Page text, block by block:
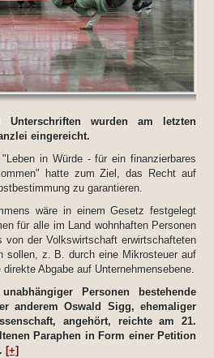
Unterschriften wurden am letzten
eingereicht.
in Würde - für ein finanzierbares
hatte zum Ziel, das Recht auf
zu garantieren.
wäre in einem Gesetz festgelegt
für alle im Land wohnhaften Personen
von der Volkswirtschaft erwirtschafteten
sollen, z. B. durch eine Mikrosteuer auf
Abgabe auf Unternehmensebene.
Personen bestehende
anderem Oswald Sigg, ehemaliger
angehört, reichte am 21.
Paraphen in Form einer Petition
[+]